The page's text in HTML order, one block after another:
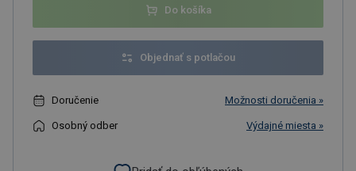
Do košíka
Objednať s potlačou
Doručenie Možnosti doručenia »
Osobný odber Výdajné miesta »